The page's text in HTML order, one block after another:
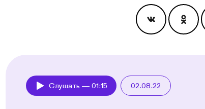
Play
Слушать — 01:15 02.08.22